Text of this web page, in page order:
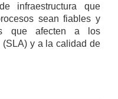
infraestructura que
sean fiables y
que afecten a los
y a la calidad de